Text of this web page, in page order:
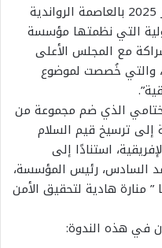
اختتمت مساء يوم السبت 19 يوليوز 2025 بالعاصمة الرواندية
التي نظمتها مؤسسة
مع المجلس الأعلى
والتي خُصصت لموضوع
الختامي الذي ضم مجموعة من
إلى ترسيخ قيم السلام
استنادًا إلى
السادس، رئيس المؤسسة،
منارة هادية لتحقيق الأمن
في هذه الندوة: